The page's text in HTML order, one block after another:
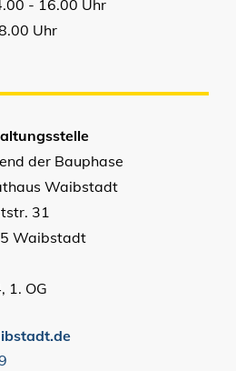
- 16.00 Uhr
Uhr
der Bauphase
Waibstadt
31
Waibstadt
1. OG